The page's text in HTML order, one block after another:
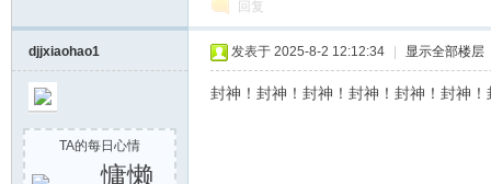
回复
djjxiaohao1
TA的每日心情
慵懒
发表于 2025-8-2 12:12:34 显示全部楼层
封神！封神！封神！封神！封神！封神